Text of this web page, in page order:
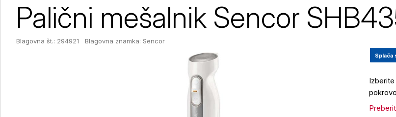
Palični mešalnik Sencor
Blagovna št.: 294921 Blagovna znamka: Sencor
Splača